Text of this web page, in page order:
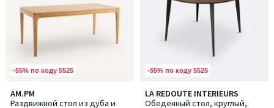
-55% по коду 5525
AM.PM
Раздвижной стол из дуба и
3,7
/ 5
-55% по коду 5525
LA REDOUTE INTERIEURS
Обеденный стол, круглый,
4,2
/ 5